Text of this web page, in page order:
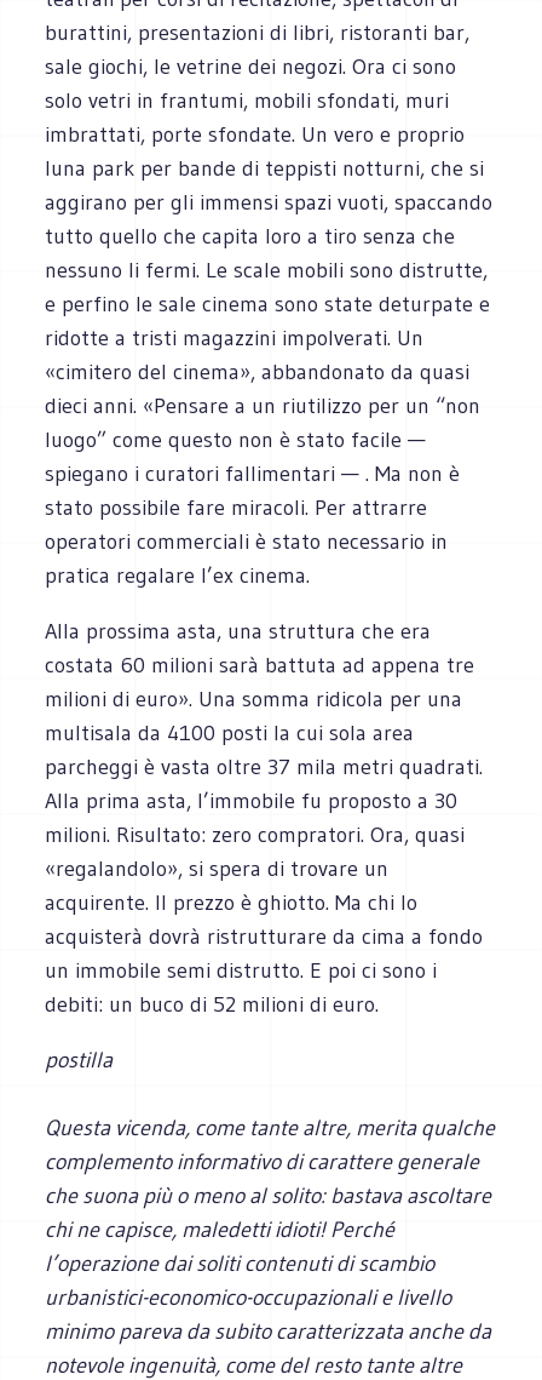
burattini, presentazioni di libri, ristoranti bar,
sale giochi, le vetrine dei negozi. Ora ci sono
solo vetri in frantumi, mobili sfondati, muri
imbrattati, porte sfondate. Un vero e proprio
luna park per bande di teppisti notturni, che si
aggirano per gli immensi spazi vuoti, spaccando
tutto quello che capita loro a tiro senza che
nessuno li fermi. Le scale mobili sono distrutte,
e perfino le sale cinema sono state deturpate e
ridotte a tristi magazzini impolverati. Un
«cimitero del cinema», abbandonato da quasi
dieci anni. «Pensare a un riutilizzo per un “non
luogo” come questo non è stato facile —
spiegano i curatori fallimentari — . Ma non è
stato possibile fare miracoli. Per attrarre
operatori commerciali è stato necessario in
pratica regalare l’ex cinema.
Alla prossima asta, una struttura che era
costata 60 milioni sarà battuta ad appena tre
milioni di euro». Una somma ridicola per una
multisala da 4100 posti la cui sola area
parcheggi è vasta oltre 37 mila metri quadrati.
Alla prima asta, l’immobile fu proposto a 30
milioni. Risultato: zero compratori. Ora, quasi
«regalandolo», si spera di trovare un
acquirente. Il prezzo è ghiotto. Ma chi lo
acquisterà dovrà ristrutturare da cima a fondo
un immobile semi distrutto. E poi ci sono i
debiti: un buco di 52 milioni di euro.
postilla
Questa vicenda, come tante altre, merita qualche
complemento informativo di carattere generale
che suona più o meno al solito: bastava ascoltare
chi ne capisce, maledetti idioti! Perché
l’operazione dai soliti contenuti di scambio
urbanistici-economico-occupazionali e livello
minimo pareva da subito caratterizzata anche da
notevole ingenuità, come del resto tante altre